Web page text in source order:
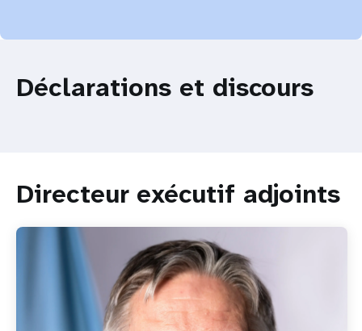
Déclarations et discours
Directeur exécutif adjoints